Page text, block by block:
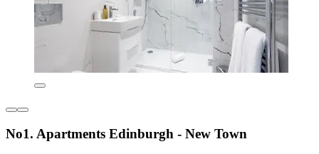
No1. Apartments Edinburgh - New Town